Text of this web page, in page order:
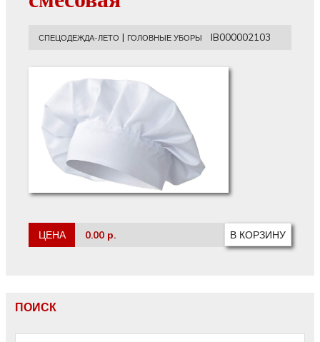
СПЕЦОДЕЖДА-ЛЕТО | ГОЛОВНЫЕ УБОРЫ IB000002103
ЦЕНА 0.00 р.
ПОИСК